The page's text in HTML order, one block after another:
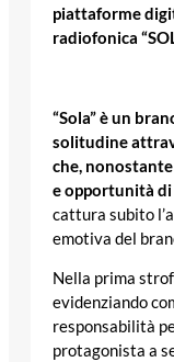
piattaforme
radiofonica
“Sola” è un
solitudine
che,
e opportunità
cattura subito
emotiva del
Nella prima
evidenziando
responsabilità
protagonista a